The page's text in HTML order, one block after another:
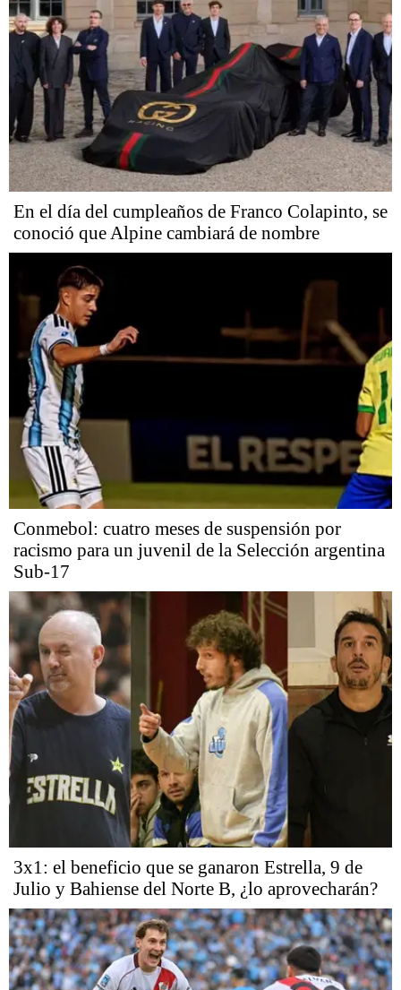
En el día del cumpleaños de Franco Colapinto, se
conoció que Alpine cambiará de nombre
Conmebol: cuatro meses de suspensión por
racismo para un juvenil de la Selección argentina
Sub-17
3x1: el beneficio que se ganaron Estrella, 9 de
Julio y Bahiense del Norte B, ¿lo aprovecharán?